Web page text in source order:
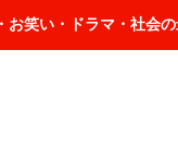
お笑い・ドラマ・社会